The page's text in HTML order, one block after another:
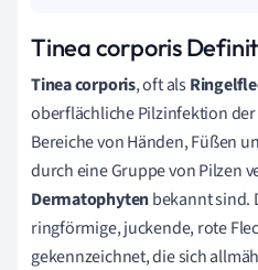
Tinea corporis
Tinea corporis, oft als
oberflächliche Pilzinfektion
Bereiche von Händen, Füßen
durch eine Gruppe von Pilzen
Dermatophytenbekannt sind.
ringförmige, juckende, rote
gekennzeichnet, die sich